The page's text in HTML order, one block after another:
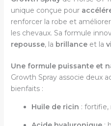
unique conçue pour
renforcer la robe et
les chevaux. Sa formule
repousse, la brillanceet la
Une formule puissante et
Growth Spray associe deux
bienfaits :
Huile de ricin : fortifie,